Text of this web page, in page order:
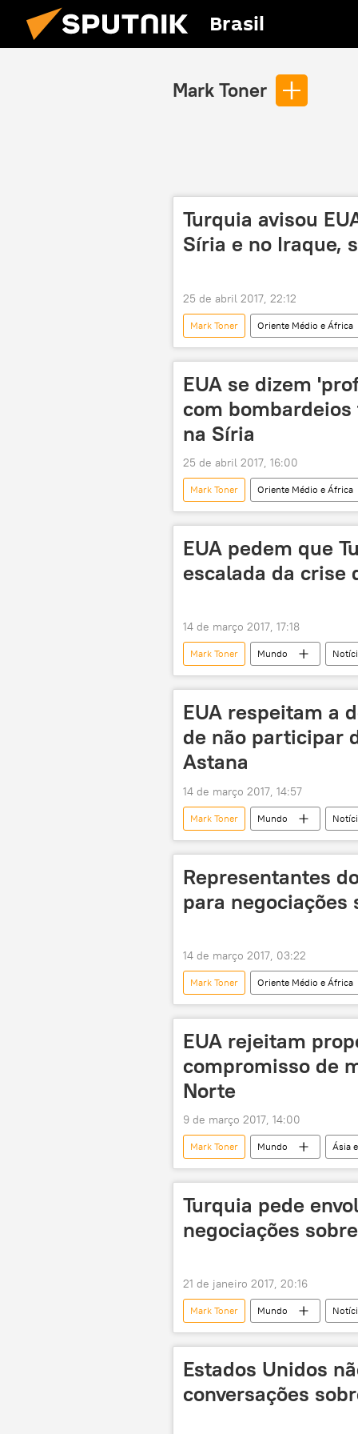
Brasil
Mark Toner
Turquia avisou
Síria e no Iraque,
25 de abril 2017, 22:12
Mark Toner Oriente Médio e África
Iraque
Curdistão iraquiano
EUA se dizem
com
na Síria
25 de abril 2017, 16:00
Mark Toner Oriente Médio e África
Turquia
Daesh
EUA pedem que
escalada da crise
14 de março 2017, 17:18
Mark Toner Mundo
relações
EUA
EUA respeitam a
de não participar
Astana
14 de março 2017, 14:57
Mark Toner Mundo
Departamento de Estado dos EUA
Representantes
para negociações
14 de março 2017, 03:22
Mark Toner Oriente Médio e África
Cazaquistão
Síria
EUA rejeitam
compromisso de
Norte
9 de março 2017, 14:00
Mark Toner Mundo Ásia
Coreia do Sul
Japão
Turquia pede
negociações
21 de janeiro 2017, 20:16
Mark Toner Mundo
Mevlut Cavusoglu
Estados Unidos
conversações